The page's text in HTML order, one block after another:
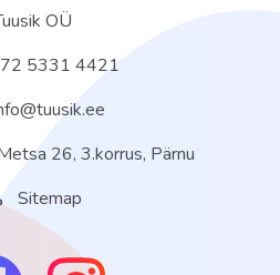
OÜ
5331 4421
26, 3.korrus, Pärnu
Sitemap